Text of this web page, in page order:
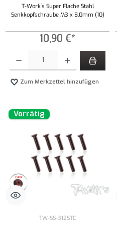
T-Work´s Super Flache Stahl
Senkkopfschraube M3 x 8,0mm (10)
10,90 €*
Zum Merkzettel hinzufügen
Vorrätig
TW-SS-312STC